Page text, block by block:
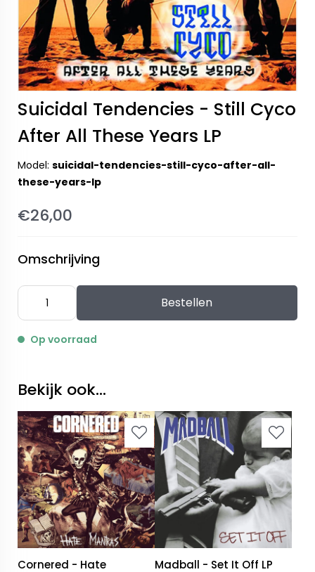
Suicidal Tendencies - Still Cyco
After All These Years LP
Model: suicidal-tendencies-still-cyco-after-all-
these-years-lp
€26,00
Omschrijving
Bestellen
Op voorraad
Bekijk ook...
Cornered - Hate
Madball - Set It Off LP